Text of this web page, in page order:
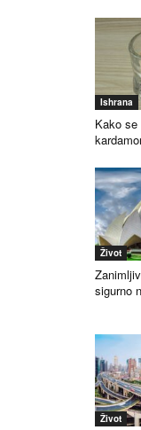
Ishrana
Kako
Život
sigurno
Život